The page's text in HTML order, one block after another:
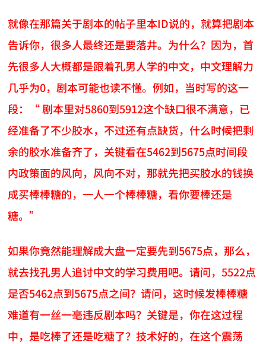
就像在那篇关于剧本的帖子里本ID说的，就算把剧本
告诉你，很多人最终还是要落井。为什么？因为，首
先很多人大概都是跟着孔男人学的中文，中文理解力
几乎为0，剧本可能也读不懂。例如，当时写的这一
段：“ 剧本里对5860到5912这个缺口很不满意，已
经准备了不少胶水，不过还有点缺货，什么时候把剩
余的胶水准备齐了，关键看在5462到5675点时间段
内政策面的风向，风向不对，那就先把买胶水的钱换
成买棒棒糖的，一人一个棒棒糖，看你要棒还是
糖。”
如果你竟然能理解成大盘一定要先到5675点，那么，
就去找孔男人追讨中文的学习费用吧。请问，5522点
是否5462点到5675点之间？请问，这时候发棒棒糖
难道有一丝一毫违反剧本吗？关键是，你在这过程
中，是吃棒了还是吃糖了？技术好的，在这个震荡